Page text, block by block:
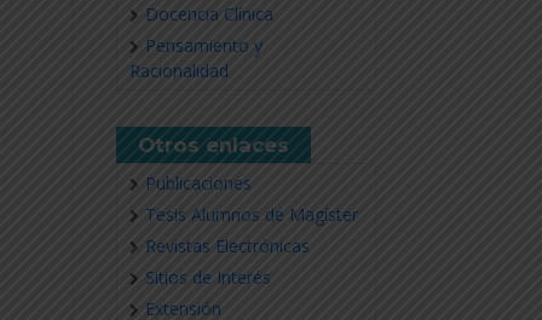
Docencia Clínica
Pensamiento y
Racionalidad
Otros enlaces
Publicaciones
Tesis Alumnos de Magíster
Revistas Electrónicas
Sitios de Interés
Extensión